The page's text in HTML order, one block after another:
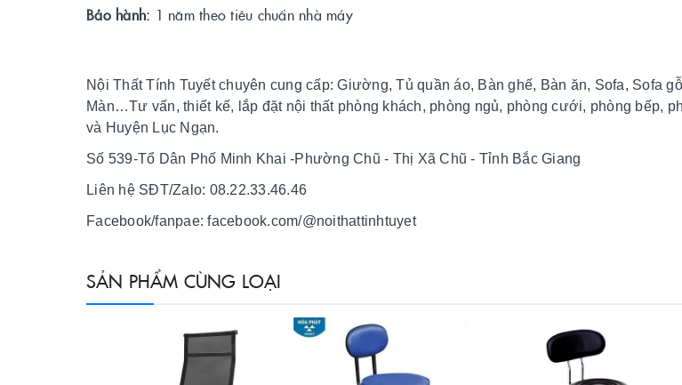
Bảo hành: 1 năm theo tiêu chuẩn nhà máy
Nội Thất Tính Tuyết chuyên cung cấp: Giường, Tủ quần áo, Bàn ghế, Bàn ăn, Sofa, Sofa
Màn…Tư vấn, thiết kế, lắp đặt nội thất phòng khách, phòng ngủ, phòng cưới, phòng bếp,
và Huyện Lục Ngạn.
Số 539-Tổ Dân Phố Minh Khai -Phường Chũ - Thị Xã Chũ - Tỉnh Bắc Giang
Liên hệ SĐT/Zalo: 08.22.33.46.46
Facebook/fanpae: facebook.com/@noithattinhtuyet
SẢN PHẨM CÙNG LOẠI